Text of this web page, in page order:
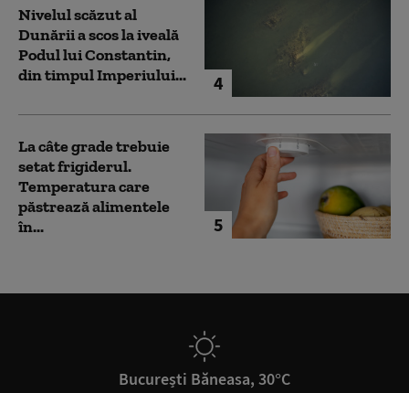
4
Nivelul scăzut al
Dunării a scos la iveală
Podul lui Constantin,
din timpul Imperiului...
5
La câte grade trebuie
setat frigiderul.
Temperatura care
păstrează alimentele
în...
București Băneasa, 30°C